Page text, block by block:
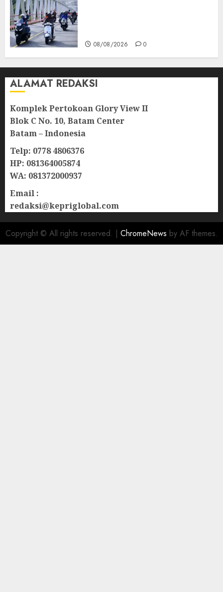
08/08/2026 0
ALAMAT REDAKSI
Komplek Pertokoan Glory View II
Blok C No. 10, Batam Center
Batam – Indonesia
Telp: 0778 4806376
HP: 081364005874
WA: 081372000937
Email :
redaksi@kepriglobal.com
Copyright © All rights reserved. | ChromeNews by AF themes.